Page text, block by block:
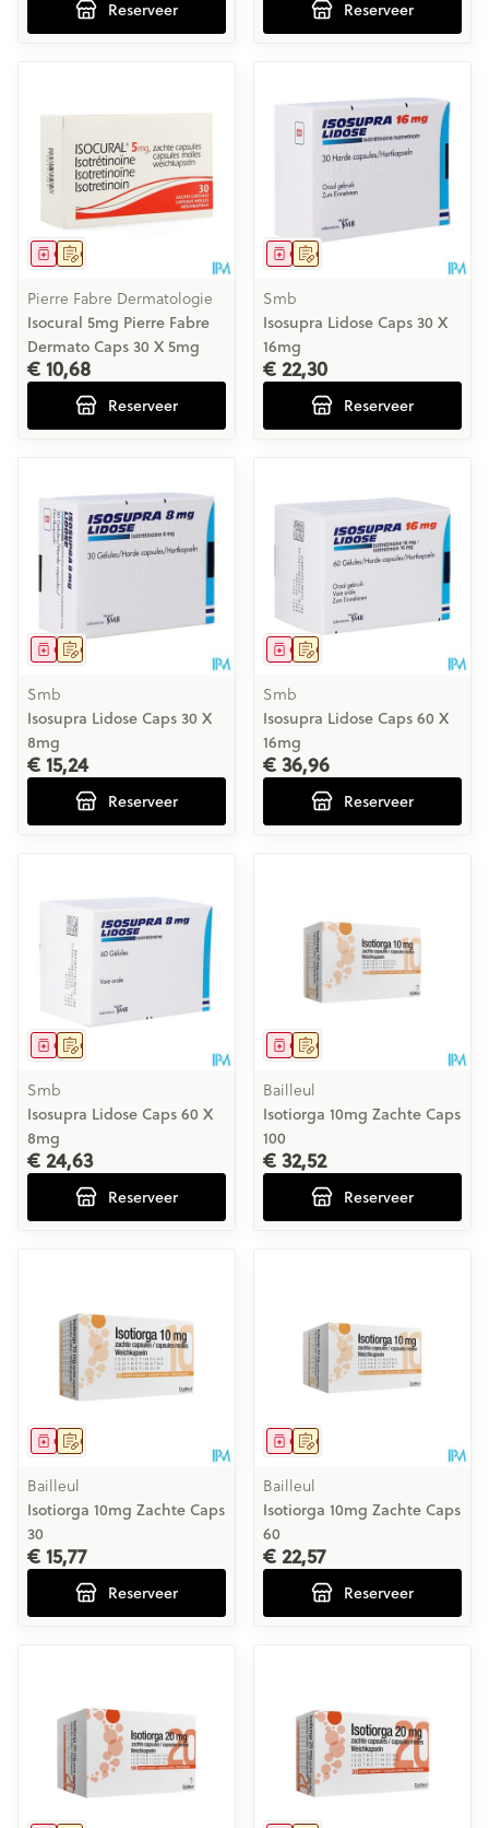
Reserveer Reserveer
Op voorschrift
Geneesmiddel
Pierre Fabre Dermatologie
Isocural 5mg Pierre Fabre
Dermato Caps 30 X 5mg
€ 10,68
Reserveer
Op voorschrift
Geneesmiddel
Smb
Isosupra Lidose Caps 30 X
16mg
€ 22,30
Reserveer
Op voorschrift
Geneesmiddel
Smb
Isosupra Lidose Caps 30 X
8mg
€ 15,24
Reserveer
Op voorschrift
Geneesmiddel
Smb
Isosupra Lidose Caps 60 X
16mg
€ 36,96
Reserveer
Op voorschrift
Geneesmiddel
Smb
Isosupra Lidose Caps 60 X
8mg
€ 24,63
Reserveer
Op voorschrift
Geneesmiddel
Bailleul
Isotiorga 10mg Zachte Caps
100
€ 32,52
Reserveer
Op voorschrift
Geneesmiddel
Bailleul
Isotiorga 10mg Zachte Caps
30
€ 15,77
Reserveer
Op voorschrift
Geneesmiddel
Bailleul
Isotiorga 10mg Zachte Caps
60
€ 22,57
Reserveer